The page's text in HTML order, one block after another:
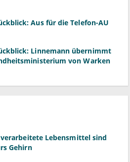
Aus für die Telefon-AU
Linnemann übernimmt
von Warken
Lebensmittel sind
Gehirn